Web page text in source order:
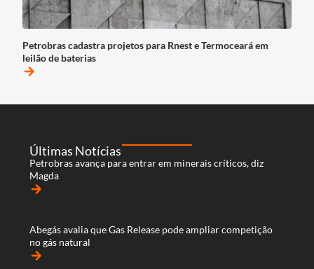
Petrobras cadastra projetos para Rnest e Termoceará em
leilão de baterias
arrow_forward
Últimas Notícias
Petrobras avança para entrar em minerais críticos, diz
Magda
arrow_forward
Abegás avalia que Gas Release pode ampliar competição
no gás natural
arrow_forward